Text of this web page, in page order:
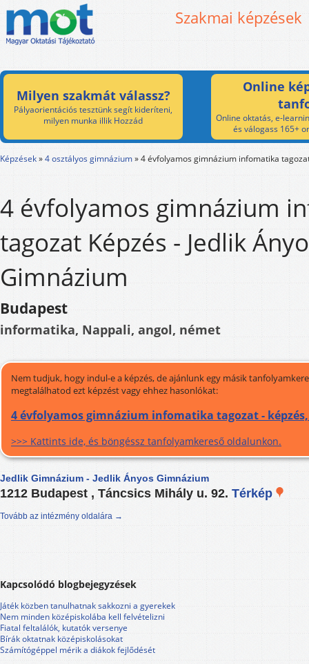
Szakmai képzések
Milyen szakmát válassz?
Pályaorientációs tesztünk segít kideríteni,
milyen munka illik Hozzád
Online
Online oktatás, e-
és válogass 165+
Képzések»4 osztályos gimnázium»4 évfolyamos gimnázium infomatika
4 évfolyamos gimnázium
tagozat Képzés - Jedlik
Gimnázium
Budapest
informatika, Nappali, angol, német
Nem tudjuk, hogy indul-e a képzés, de ajánlunk egy másik
megtalálhatod ezt képzést vagy ehhez hasonlókat:
4 évfolyamos gimnázium infomatika tagozat -
>>> Kattints ide, és böngéssz tanfolyamkereső oldalunkon.
Jedlik Gimnázium - Jedlik Ányos Gimnázium
1212 Budapest , Táncsics Mihály u. 92. Térkép
Tovább az intézmény oldalára →
Kapcsolódó blogbejegyzések
Játék közben tanulhatnak sakkozni a gyerekek
Nem minden középiskolába kell felvételizni
Fiatal feltalálók, kutatók versenye
Bírák oktatnak középiskolásokat
Számítógéppel mérik a diákok fejlődését